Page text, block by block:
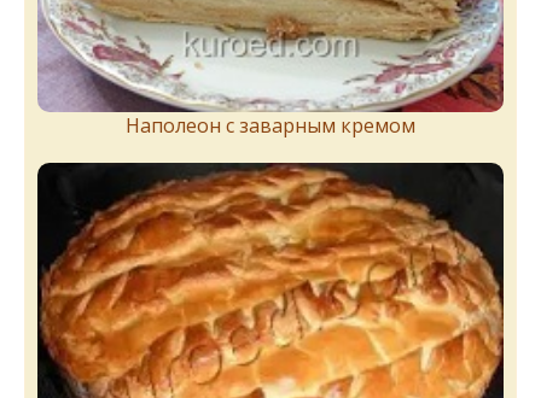
Наполеон с заварным кремом